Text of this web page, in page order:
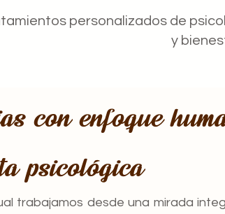
personalizados de
y
con enfoque
psicológica
trabajamos desde una mirada